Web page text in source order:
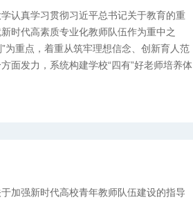
认真学习贯彻习近平总书记关于教育的重
时代高素质专业化教师队伍作为重中之
为重点，着重从筑牢理想信念、创新育人范
面发力，系统构建学校“四有”好老师培养体
献力量。
加强新时代高校青年教师队伍建设的指导